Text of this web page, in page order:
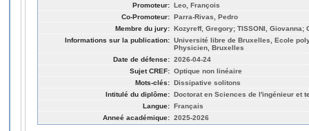
Promoteur: Leo, François
Co-Promoteur: Parra-Rivas, Pedro
Membre du jury: Kozyreff, Gregory; TISSONI, Giovanna;
Informations sur la publication: Université libre de Bruxelles, Ecole
Physicien, Bruxelles
Date de défense: 2026-04-24
Sujet CREF: Optique non linéaire
Mots-clés: Dissipative solitons
Intitulé du diplôme: Doctorat en Sciences de l'ingénieur et
Langue: Français
Anneé académique: 2025-2026